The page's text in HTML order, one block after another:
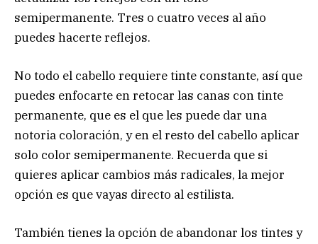
semipermanente. Tres o cuatro veces al año
puedes hacerte reflejos.
No todo el cabello requiere tinte constante, así que
puedes enfocarte en retocar las canas con tinte
permanente, que es el que les puede dar una
notoria coloración, y en el resto del cabello aplicar
solo color semipermanente. Recuerda que si
quieres aplicar cambios más radicales, la mejor
opción es que vayas directo al estilista.
También tienes la opción de abandonar los tintes y